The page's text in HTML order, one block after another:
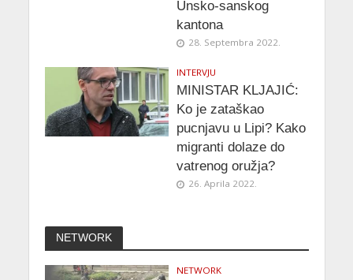
Unsko-sanskog
kantona
28. Septembra 2022.
INTERVJU
MINISTAR KLJAJIĆ:
Ko je zataškao
pucnjavu u Lipi? Kako
migranti dolaze do
vatrenog oružja?
26. Aprila 2022.
NETWORK
NETWORK